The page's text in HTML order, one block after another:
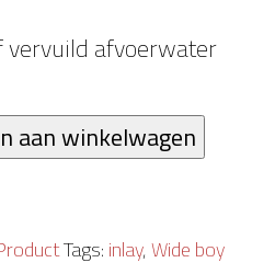
afvoerwater
aan winkelwagen
Tags: inlay,Wide boy